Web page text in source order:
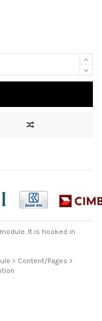
module. It is hooked in
> Content/Pages >